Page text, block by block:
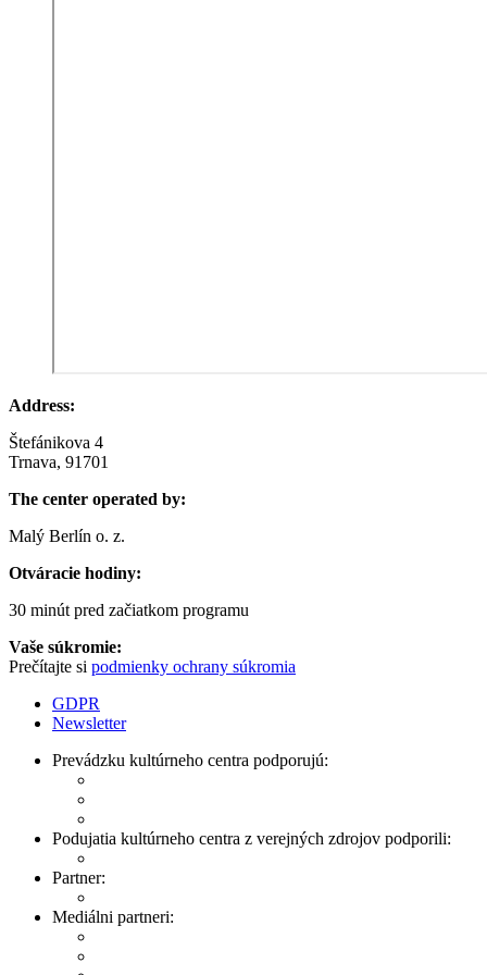
Address:
Štefánikova 4
Trnava, 91701
The center operated by:
Malý Berlín o. z.
Otváracie hodiny:
30 minút pred začiatkom programu
Vaše súkromie:
Prečítajte si podmienky ochrany súkromia
GDPR
Newsletter
Prevádzku kultúrneho centra podporujú:
Podujatia kultúrneho centra z verejných zdrojov podporili:
Partner:
Mediálni partneri: